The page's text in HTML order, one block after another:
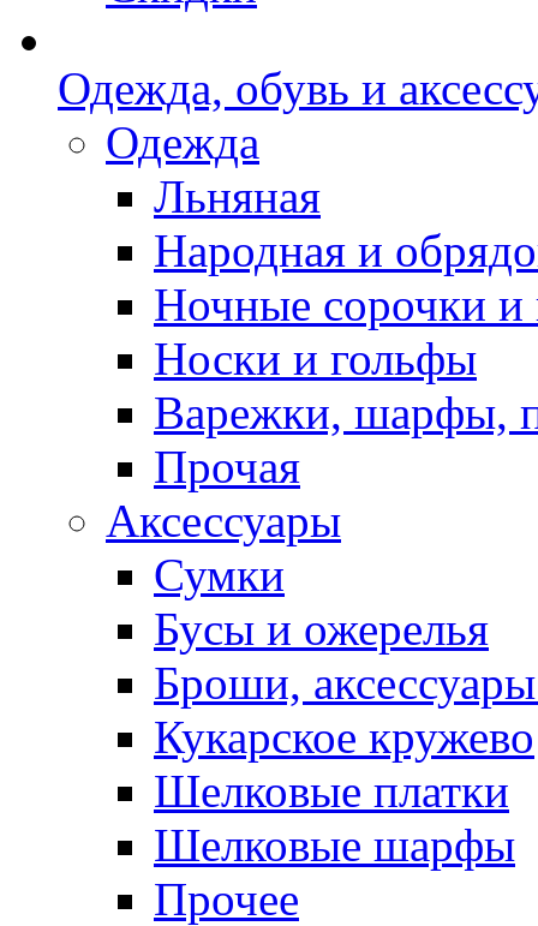
Одежда, обувь и
Одежда
Льняная
Народная и
Ночные сорочки
Носки и гольфы
Варежки, шарфы,
Прочая
Аксессуары
Сумки
Бусы и ожерелья
Броши,
Кукарское кружево
Шелковые платки
Шелковые шарфы
Прочее